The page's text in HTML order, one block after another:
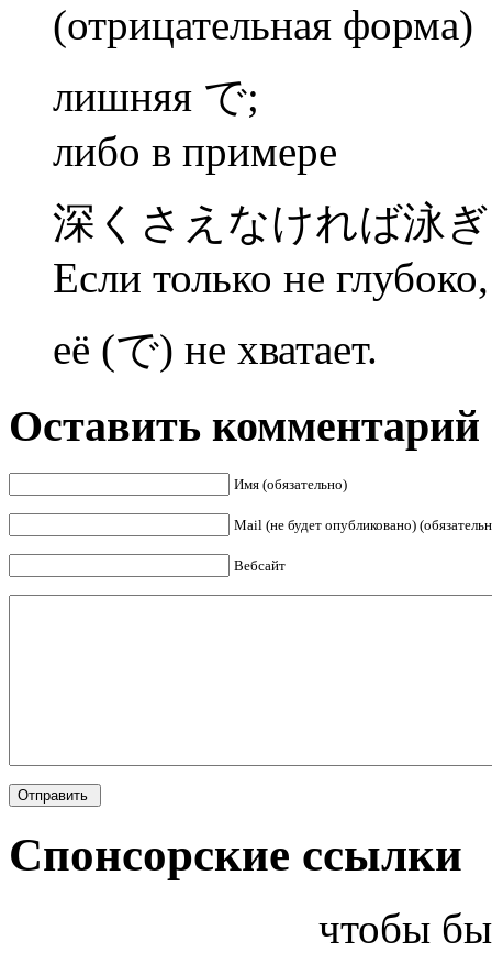
(отрицательная форма)
лишняя で;
либо в примере
深くさえなければ泳
Если только не
её (で) не хватает.
Оставить комментарий
Имя (обязательно)
Mail (не будет опубликовано)
Вебсайт
Спонсорские ссылки
чтобы